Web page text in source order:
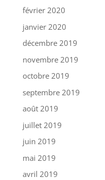
février 2020
janvier 2020
décembre 2019
novembre 2019
octobre 2019
septembre 2019
août 2019
juillet 2019
juin 2019
mai 2019
avril 2019